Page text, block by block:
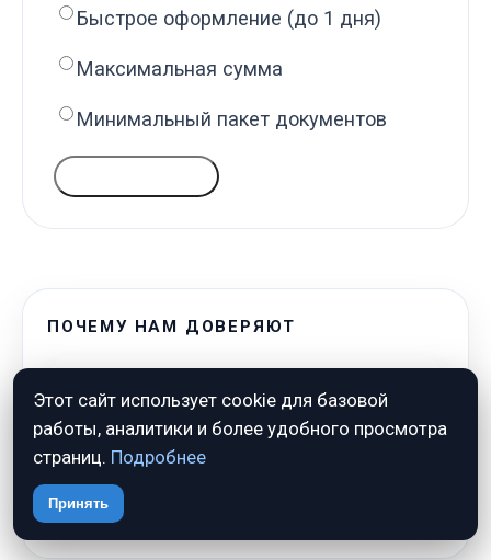
Быстрое оформление (до 1 дня)
Максимальная сумма
Минимальный пакет документов
ПОЧЕМУ НАМ ДОВЕРЯЮТ
✓Без рекламных обещаний
✓Актуальные условия кредиторов
Этот сайт использует cookie для базовой
работы, аналитики и более удобного просмотра
страниц. Подробнее
Принять